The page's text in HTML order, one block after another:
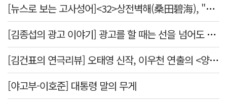
[뉴스로 보는 고사성어]<32>상전벽해(桑田碧海), "뽕나무밭이 푸른 바다가 되었다."
[김종섭의 광고 이야기] 광고를 할 때는 선을 넘어도 좋습니다.
[김건표의 연극리뷰] 오태영 신작, 이우천 연출의 <양은 양순하다>"국민을 온순한 양으로 길들이는 전체주의적 정치의 알레고리"
[야고부-이호준] 대통령 말의 무게